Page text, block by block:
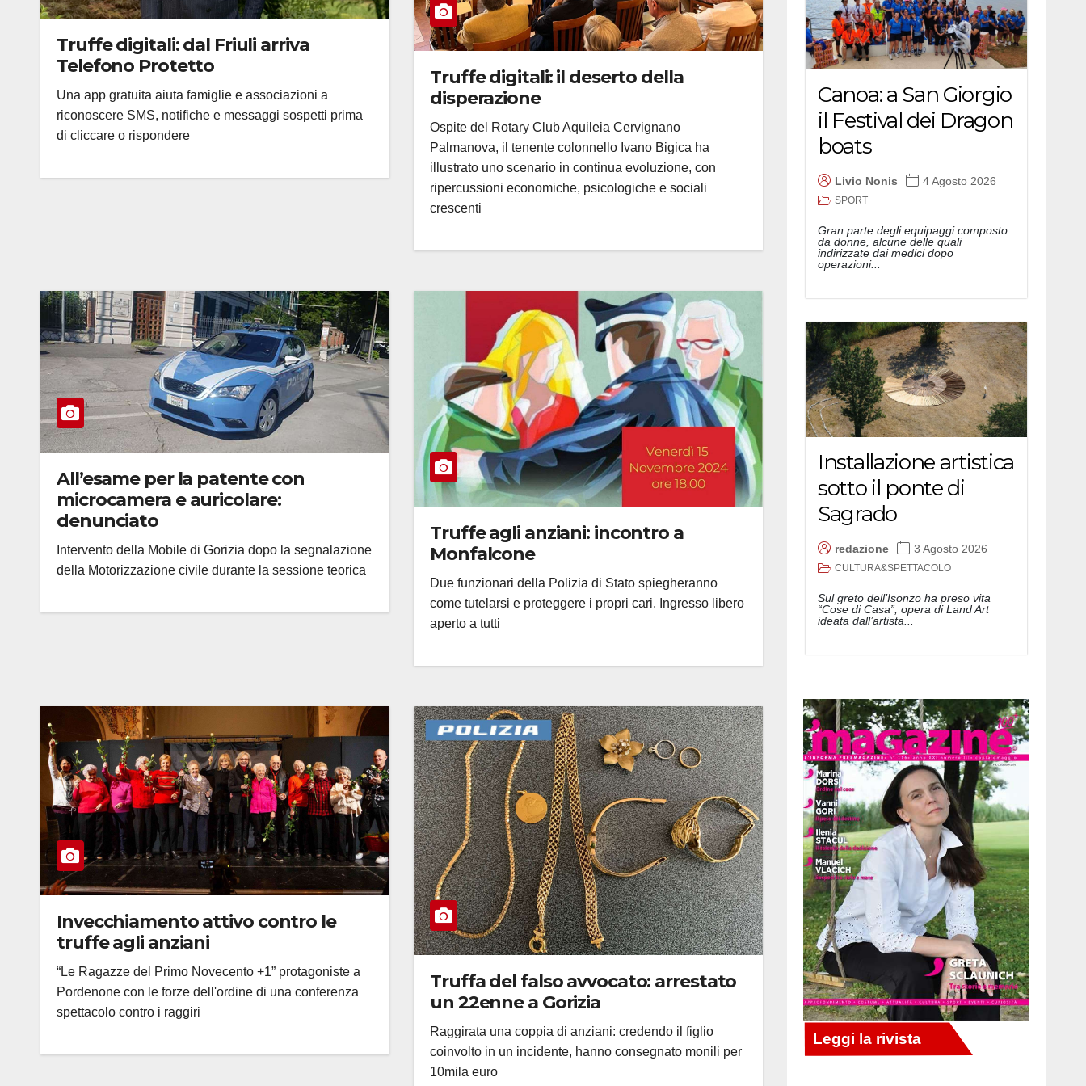
Truffe digitali: dal Friuli arriva
Telefono Protetto
Una app gratuita aiuta famiglie e associazioni a
riconoscere SMS, notifiche e messaggi sospetti prima
di cliccare o rispondere
Truffe digitali: il deserto della
disperazione
Ospite del Rotary Club Aquileia Cervignano
Palmanova, il tenente colonnello Ivano Bigica ha
illustrato uno scenario in continua evoluzione, con
ripercussioni economiche, psicologiche e sociali
crescenti
All’esame per la patente con
microcamera e auricolare:
denunciato
Intervento della Mobile di Gorizia dopo la segnalazione
della Motorizzazione civile durante la sessione teorica
Truffe agli anziani: incontro a
Monfalcone
Due funzionari della Polizia di Stato spiegheranno
come tutelarsi e proteggere i propri cari. Ingresso libero
aperto a tutti
Invecchiamento attivo contro le
truffe agli anziani
“Le Ragazze del Primo Novecento +1” protagoniste a
Pordenone con le forze dell'ordine di una conferenza
spettacolo contro i raggiri
Truffa del falso avvocato: arrestato
un 22enne a Gorizia
Raggirata una coppia di anziani: credendo il figlio
coinvolto in un incidente, hanno consegnato monili per
10mila euro
Canoa: a San Giorgio
il Festival dei Dragon
boats
Livio Nonis 4 Agosto 2026
SPORT
Gran parte degli equipaggi composto
da donne, alcune delle quali
indirizzate dai medici dopo
operazioni...
Installazione artistica
sotto il ponte di
Sagrado
redazione 3 Agosto 2026
CULTURA&SPETTACOLO
Sul greto dell’Isonzo ha preso vita
“Cose di Casa”, opera di Land Art
ideata dall’artista...